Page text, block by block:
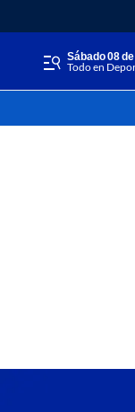
sábado 08
Todo en